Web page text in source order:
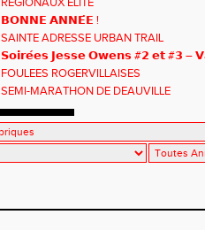
𝗕𝗢𝗡𝗡𝗘 𝗔𝗡𝗡𝗘́𝗘 !
SAINTE ADRESSE URBAN TRAIL
𝗦𝗼𝗶𝗿𝗲́𝗲𝘀 𝗝𝗲𝘀𝘀𝗲 𝗢𝘄𝗲𝗻𝘀 #𝟮 𝗲𝘁 #𝟯 –
FOULEES ROGERVILLAISES
SEMI-MARATHON DE DEAUVILLE